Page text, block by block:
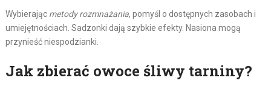
Wybierając metody rozmnażania, pomyśl o dostępnych zasobach i
umiejętnościach. Sadzonki dają szybkie efekty. Nasiona mogą
przynieść niespodzianki.
Jak zbierać owoce śliwy tarniny?